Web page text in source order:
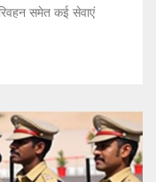
समेत कई सेवाएं